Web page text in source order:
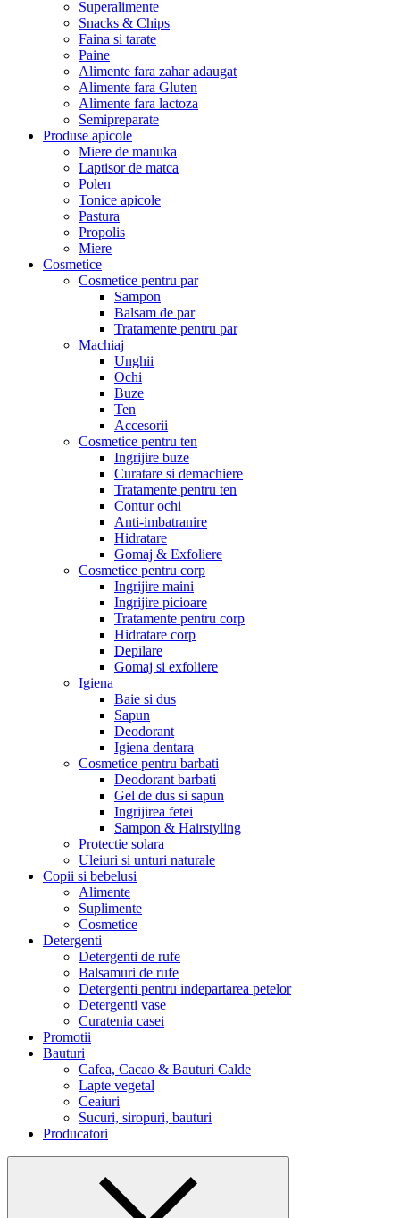
Superalimente
Snacks & Chips
Faina si tarate
Paine
Alimente fara zahar adaugat
Alimente fara Gluten
Alimente fara lactoza
Semipreparate
Produse apicole
Miere de manuka
Laptisor de matca
Polen
Tonice apicole
Pastura
Propolis
Miere
Cosmetice
Cosmetice pentru par
Sampon
Balsam de par
Tratamente pentru par
Machiaj
Unghii
Ochi
Buze
Ten
Accesorii
Cosmetice pentru ten
Ingrijire buze
Curatare si demachiere
Tratamente pentru ten
Contur ochi
Anti-imbatranire
Hidratare
Gomaj & Exfoliere
Cosmetice pentru corp
Ingrijire maini
Ingrijire picioare
Tratamente pentru corp
Hidratare corp
Depilare
Gomaj si exfoliere
Igiena
Baie si dus
Sapun
Deodorant
Igiena dentara
Cosmetice pentru barbati
Deodorant barbati
Gel de dus si sapun
Ingrijirea fetei
Sampon & Hairstyling
Protectie solara
Uleiuri si unturi naturale
Copii si bebelusi
Alimente
Suplimente
Cosmetice
Detergenti
Detergenti de rufe
Balsamuri de rufe
Detergenti pentru indepartarea petelor
Detergenti vase
Curatenia casei
Promotii
Bauturi
Cafea, Cacao & Bauturi Calde
Lapte vegetal
Ceaiuri
Sucuri, siropuri, bauturi
Producatori